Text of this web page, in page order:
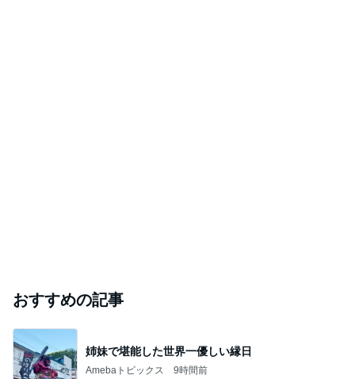
おすすめの記事
姉妹で堪能した世界一優しい縁日
Amebaトピックス 9時間前